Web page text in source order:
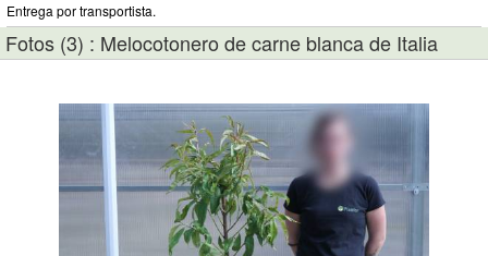
Entrega por transportista.
Fotos (3) : Melocotonero de carne blanca de Italia